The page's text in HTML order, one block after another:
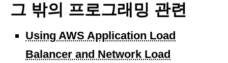
그 밖의 프로그래밍 관련
Using AWS Application Load
Balancer and Network Load